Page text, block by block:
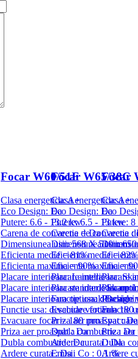
Focar W60/51F
Clasa energetica: A+
Eco Design: Da
Putere: 6.6 - 13.2 kw
Carena de convectie = Da
Dimensiunea usii: 568 X 510 mm
Eficienta medie = 81%
Eficienta maxima = 90%
Placare interioara: Lamella
Placare interioara standard: Skamol
Placare interioara optional: Design
Functie usa: deschide verticala
Evacuare focar = 180 mm
Priza aer proaspat : Da
Dubla combustie : Da
Ardere curata : Da
Focar W65/38C
Clasa energetica: A+
Eco Design: Da
Putere: 6.5 - 13 kw
Carena de convectie :
Dimensiunea usii:
Eficienta medie =
Eficienta maxima =
Placare interioara:
Placare interioara
Functie usa: deschide
Evacuare focar = 180
Priza aer proaspat : Da
Dubla combustie : Da
Ardere curata : Da
Emisii Co : 0.1 %
Focar
Clasa
Eco
Putere:
Carena
Eficienta
Eficienta
Placare
Placare
Placare
Functie
Priza aer
Dubla
Ardere